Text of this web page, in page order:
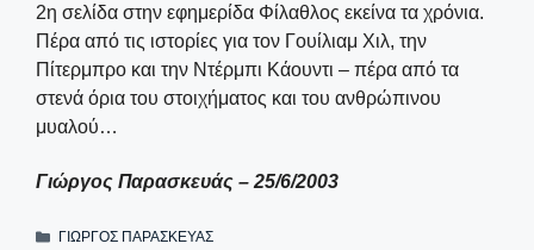
2η σελίδα στην εφημερίδα Φίλαθλος εκείνα τα χρόνια.
Πέρα από τις ιστορίες για τον Γουίλιαμ Χιλ, την
Πίτερμπρο και την Ντέρμπι Κάουντι – πέρα από τα
στενά όρια του στοιχήματος και του ανθρώπινου
μυαλού…
Γιώργος Παρασκευάς – 25/6/2003
Categories
ΓΙΩΡΓΟΣ ΠΑΡΑΣΚΕΥΑΣ